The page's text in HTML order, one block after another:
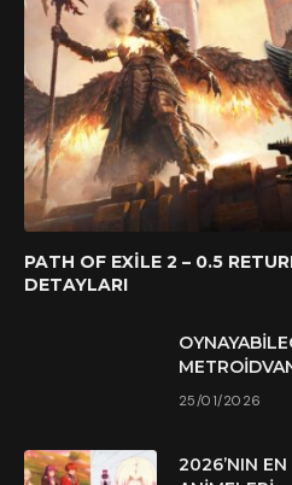
PATH OF EXILE 2 – 0.5
DETAYLARI
25/01/2026
2026’NIN